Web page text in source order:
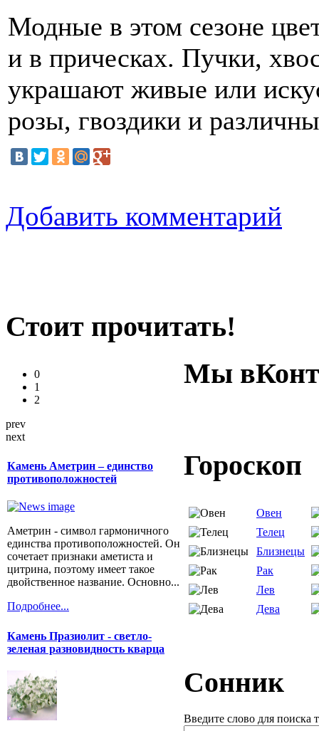
Модные в этом сезоне
и в прическах. Пучки,
украшают живые или
розы, гвоздики и
Добавить комментарий
Стоит прочитать!
0
1
2
prev
next
Камень Аметрин – единство
противоположностей
Аметрин - символ гармоничного
единства противоположностей. Он
сочетает признаки аметиста и
цитрина, поэтому имеет такое
двойственное название. Основно...
Подробнее...
Камень Празиолит - светло-
зеленая разновидность кварца
Мы
Гороскоп
Овен
Телец
Близнецы
Рак
Лев
Дева
Сонник
Введите слово для поиска